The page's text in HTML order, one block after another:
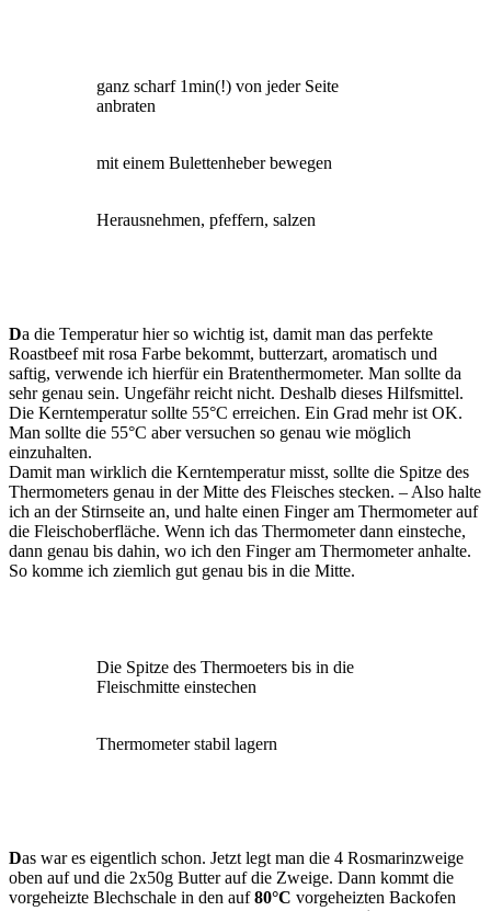
ganz scharf 1min(!) von jeder Seite
anbraten
mit einem Bulettenheber bewegen
Herausnehmen, pfeffern, salzen
Da die Temperatur hier so wichtig ist, damit man das perfekte
Roastbeef mit rosa Farbe bekommt, butterzart, aromatisch und
saftig, verwende ich hierfür ein Bratenthermometer. Man sollte da
sehr genau sein. Ungefähr reicht nicht. Deshalb dieses Hilfsmittel.
Die Kerntemperatur sollte 55°C erreichen. Ein Grad mehr ist OK.
Man sollte die 55°C aber versuchen so genau wie möglich
einzuhalten.
Damit man wirklich die Kerntemperatur misst, sollte die Spitze des
Thermometers genau in der Mitte des Fleisches stecken. – Also halte
ich an der Stirnseite an, und halte einen Finger am Thermometer auf
die Fleischoberfläche. Wenn ich das Thermometer dann einsteche,
dann genau bis dahin, wo ich den Finger am Thermometer anhalte.
So komme ich ziemlich gut genau bis in die Mitte.
Die Spitze des Thermoeters bis in die
Fleischmitte einstechen
Thermometer stabil lagern
Das war es eigentlich schon. Jetzt legt man die 4 Rosmarinzweige
oben auf und die 2x50g Butter auf die Zweige. Dann kommt die
vorgeheizte Blechschale in den auf80°C vorgeheizten Backofen